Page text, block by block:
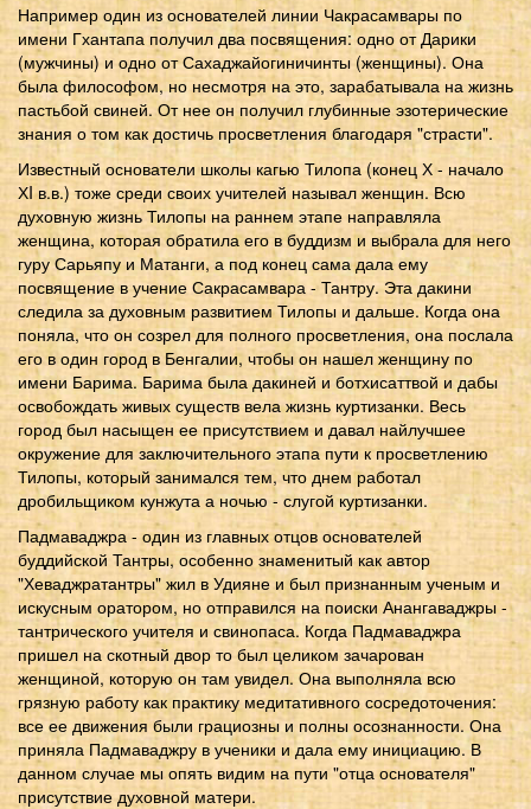
Например один из основателей линии Чакрасамвары по
имени Гхантапа получил два посвящения: одно от Дарики
(мужчины) и одно от Сахаджайогиничинты (женщины). Она
была философом, но несмотря на это, зарабатывала на жизнь
пастьбой свиней. От нее он получил глубинные эзотерические
знания о том как достичь просветления благодаря "страсти".
Известный основатели школы кагью Тилопа (конец Х - начало
ХI в.в.) тоже среди своих учителей называл женщин. Всю
духовную жизнь Тилопы на раннем этапе направляла
женщина, которая обратила его в буддизм и выбрала для него
гуру Сарьяпу и Матанги, а под конец сама дала ему
посвящение в учение Сакрасамвара - Тантру. Эта дакини
следила за духовным развитием Тилопы и дальше. Когда она
поняла, что он созрел для полного просветления, она послала
его в один город в Бенгалии, чтобы он нашел женщину по
имени Барима. Барима была дакиней и ботхисаттвой и дабы
освобождать живых существ вела жизнь куртизанки. Весь
город был насыщен ее присутствием и давал найлучшее
окружение для заключительного этапа пути к просветлению
Тилопы, который занимался тем, что днем работал
дробильщиком кунжута а ночью - слугой куртизанки.
Падмаваджра - один из главных отцов основателей
буддийской Тантры, особенно знаменитый как автор
"Хеваджратантры" жил в Удияне и был признанным ученым и
искусным оратором, но отправился на поиски Анангаваджры -
тантрического учителя и свинопаса. Когда Падмаваджра
пришел на скотный двор то был целиком зачарован
женщиной, которую он там увидел. Она выполняла всю
грязную работу как практику медитативного сосредоточения:
все ее движения были грациозны и полны осознанности. Она
приняла Падмаваджру в ученики и дала ему инициацию. В
данном случае мы опять видим на пути "отца основателя"
присутствие духовной матери.